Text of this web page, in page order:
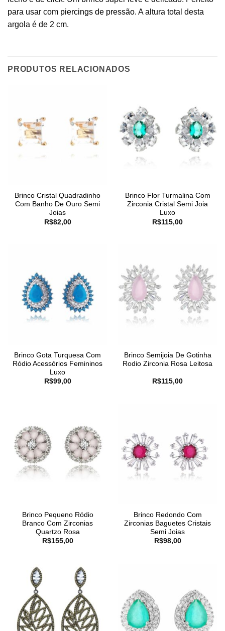
para usar com piercings de pressão. A altura total desta
argola é de 2 cm.
PRODUTOS RELACIONADOS
Brinco Cristal Quadradinho
Com Banho De Ouro Semi
Joias
R$82,00
Brinco Flor Turmalina Com
Zirconia Cristal Semi Joia
Luxo
R$115,00
Brinco Gota Turquesa Com
Ródio Acessórios Femininos
Luxo
R$99,00
Brinco Semijoia De Gotinha
Rodio Zirconia Rosa Leitosa
R$115,00
Brinco Pequeno Ródio
Branco Com Zirconias
Quartzo Rosa
R$155,00
Brinco Redondo Com
Zirconias Baguetes Cristais
Semi Joias
R$98,00